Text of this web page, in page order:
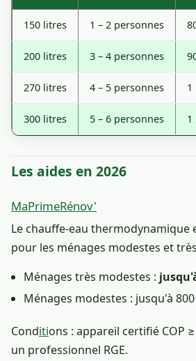
150 litres 1 – 2 personnes
200 litres 3 – 4 personnes
270 litres 4 – 5 personnes 1
300 litres 5 – 6 personnes 1
Les aides en 2026
MaPrimeRénov'
Le chauffe-eau thermodynamique
pour les ménages modestes et
Ménages très modestes :
Ménages modestes : jusqu'à
Conditions : appareil certifié COP
un professionnel RGE.